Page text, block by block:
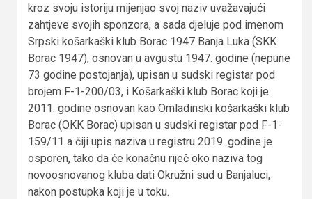
kroz svoju istoriju mijenjao svoj naziv uvažavajući
zahtjeve svojih sponzora, a sada djeluje pod imenom
Srpski košarkaški klub Borac 1947 Banja Luka (SKK
Borac 1947), osnovan u avgustu 1947. godine (nepune
73 godine postojanja), upisan u sudski registar pod
brojem F-1-200/03, i Košarkaški klub Borac koji je
2011. godine osnovan kao Omladinski košarkaški klub
Borac (OKK Borac) upisan u sudski registar pod F-1-
159/11 a čiji upis naziva u registru 2019. godine je
osporen, tako da će konačnu riječ oko naziva tog
novoosnovanog kluba dati Okružni sud u Banjaluci,
nakon postupka koji je u toku.